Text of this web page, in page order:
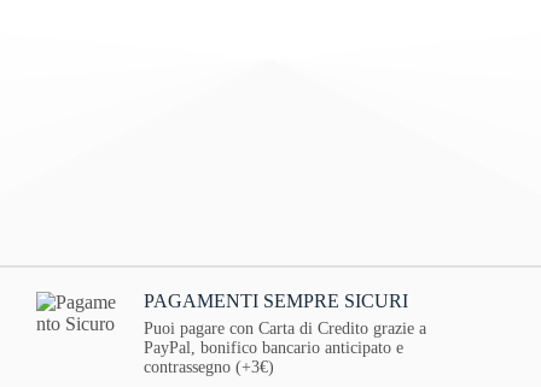
PAGAMENTI SEMPRE SICURI
Puoi pagare con Carta di Credito grazie a
PayPal, bonifico bancario anticipato e
contrassegno (+3€)